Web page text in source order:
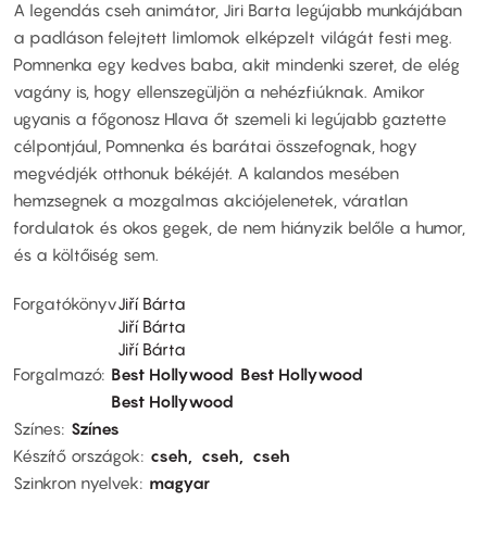
A legendás cseh animátor, Jiri Barta legújabb munkájában
a padláson felejtett limlomok elképzelt világát festi meg.
Pomnenka egy kedves baba, akit mindenki szeret, de elég
vagány is, hogy ellenszegüljön a nehézfiúknak. Amikor
ugyanis a főgonosz Hlava őt szemeli ki legújabb gaztette
célpontjául, Pomnenka és barátai összefognak, hogy
megvédjék otthonuk békéjét. A kalandos mesében
hemzsegnek a mozgalmas akciójelenetek, váratlan
fordulatok és okos gegek, de nem hiányzik belőle a humor,
és a költőiség sem.
ForgatókönyvJiří Bárta
Jiří Bárta
Jiří Bárta
Forgalmazó Best Hollywood Best Hollywood
Best Hollywood
Színes Színes
Készítő országok
cseh cseh
cseh
Szinkron nyelvek
magyar